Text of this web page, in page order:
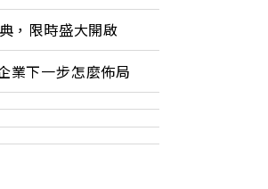
，限時盛大開啟
業下一步怎麼佈局